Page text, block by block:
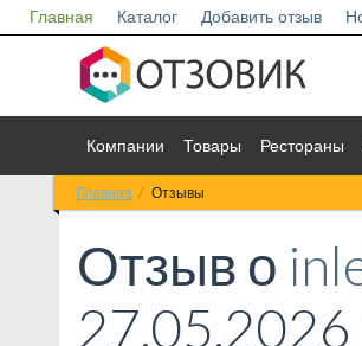
Главная Каталог Добавить отзыв
Компании Товары Рестораны
Главная Отзывы
Отзыв о